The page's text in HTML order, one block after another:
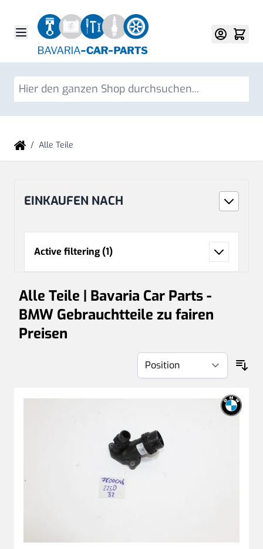
/ Alle Teile
EINKAUFEN NACH
Active filtering (1)
Alle Teile | Bavaria Car Parts -
BMW Gebrauchtteile zu fairen
Preisen